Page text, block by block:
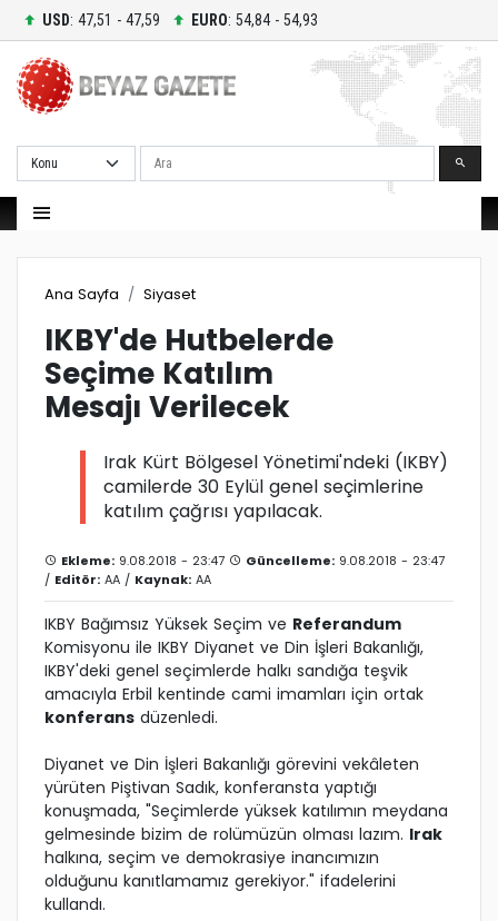
USD: 47,51 - 47,59 EURO: 54,84 - 54,93
Ara
Ana Sayfa Siyaset
IKBY'de Hutbelerde
Seçime Katılım
Mesajı Verilecek
Irak Kürt Bölgesel Yönetimi'ndeki (IKBY)
camilerde 30 Eylül genel seçimlerine
katılım çağrısı yapılacak.
Ekleme: 9.08.2018 - 23:47 Güncelleme: 9.08.2018 - 23:47
/ Editör: AA / Kaynak: AA
IKBY Bağımsız Yüksek Seçim ve Referandum
Komisyonu ile IKBY Diyanet ve Din İşleri Bakanlığı,
IKBY'deki genel seçimlerde halkı sandığa teşvik
amacıyla Erbil kentinde cami imamları için ortak
konferans düzenledi.
Diyanet ve Din İşleri Bakanlığı görevini vekâleten
yürüten Piştivan Sadık, konferansta yaptığı
konuşmada, "Seçimlerde yüksek katılımın meydana
gelmesinde bizim de rolümüzün olması lazım. Irak
halkına, seçim ve demokrasiye inancımızın
olduğunu kanıtlamamız gerekiyor." ifadelerini
kullandı.